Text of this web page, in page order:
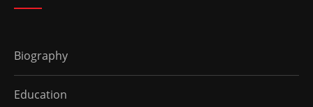
Biography
Education